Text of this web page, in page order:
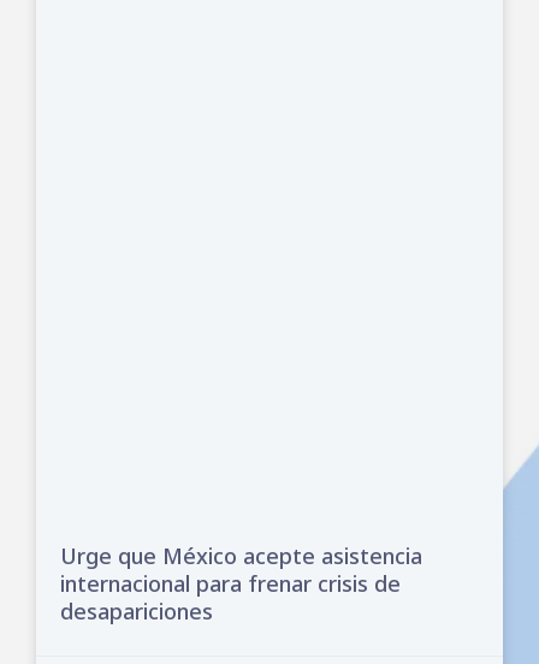
Urge que México acepte asistencia
internacional para frenar crisis de
desapariciones